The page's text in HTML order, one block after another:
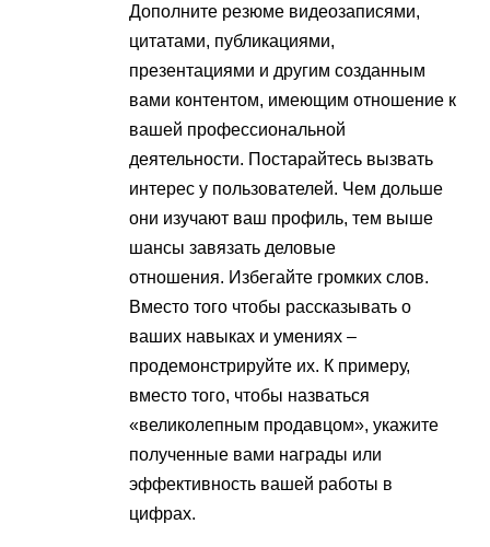
Дополните резюме видеозаписями,
цитатами, публикациями,
презентациями и другим созданным
вами контентом, имеющим отношение к
вашей профессиональной
деятельности. Постарайтесь вызвать
интерес у пользователей. Чем дольше
они изучают ваш профиль, тем выше
шансы завязать деловые
отношения. Избегайте громких слов.
Вместо того чтобы рассказывать о
ваших навыках и умениях –
продемонстрируйте их. К примеру,
вместо того, чтобы назваться
«великолепным продавцом», укажите
полученные вами награды или
эффективность вашей работы в
цифрах.